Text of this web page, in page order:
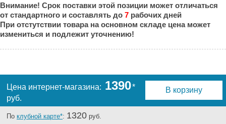
Порт:
Великий Новгород: Под заказ
Краснодар:
Под заказ
Челябинск:
Под заказ
Внимание! Срок поставки этой позиции может отличаться
от стандартного и составлять до 7 рабочих дней
При отстутствии товара на основном складе цена может
измениться и подлежит уточнению!
Цена интернет-магазина: 1390*
руб.
В корзину
По клубной карте*: 1320 руб.